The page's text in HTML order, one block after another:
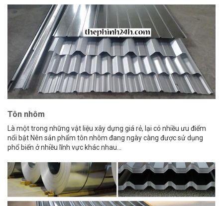
Tôn nhôm
Là một trong những vật liệu xây dựng giá rẻ, lại có nhiều ưu điểm
nổi bật Nên sản phẩm tôn nhôm đang ngày càng được sử dụng
phổ biến ở nhiều lĩnh vực khác nhau...